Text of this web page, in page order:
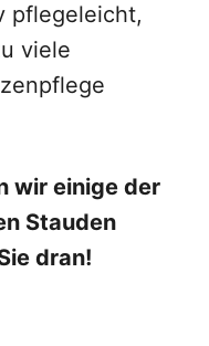
pflegeleicht,
viele
wir einige der
Stauden
dran!